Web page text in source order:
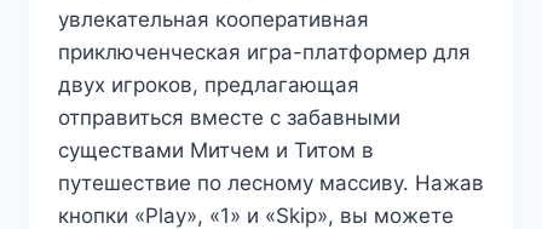
увлекательная кооперативная
приключенческая игра-платформер для
двух игроков, предлагающая
отправиться вместе с забавными
существами Митчем и Титом в
путешествие по лесному массиву. Нажав
кнопки «Play», «1» и «Skip», вы можете